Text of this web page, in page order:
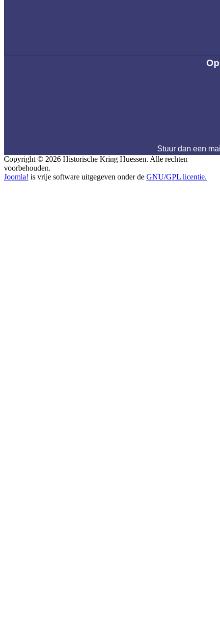
Stuur dan een
Copyright © 2026 Historische Kring Huessen. Alle rechten
voorbehouden.
Joomla! is vrije software uitgegeven onder de GNU/GPL licentie.